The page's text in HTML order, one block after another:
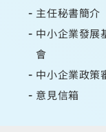
主任秘書簡介
中小企業發展
會
中小企業政策
意見信箱